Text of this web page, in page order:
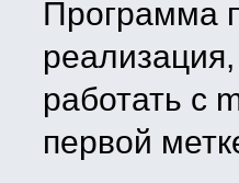
Программа
работать с
первой